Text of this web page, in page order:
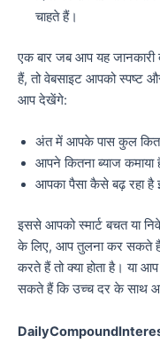
चाहते हैं।
एक बार जब आप यह
हैं, तो वेबसाइट आपको स्पष्ट
आप देखेंगे:
अंत में आपके पास कुल
आपने कितना ब्याज कमाया
आपका पैसा कैसे बढ़ रहा है
इससे आपको स्मार्ट बचत या
के लिए, आप तुलना कर सकते हैं
करते हैं तो क्या होता है।
सकते हैं कि उच्च दर के साथ